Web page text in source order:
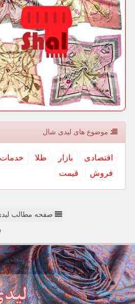
موضوع های لیدی شال
اقتصادی بازار طلا خدمات
فروش
قیمت
صفحه مطالب